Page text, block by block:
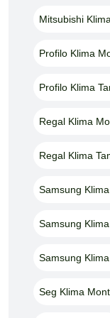
Mitsubishi
Profilo Klima
Profilo Klima
Regal Klima
Regal Klima
Samsung Klima
Samsung
Samsung
Seg Klima